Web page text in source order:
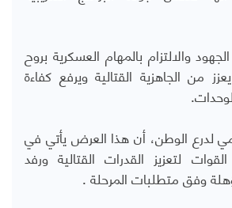
والالتزام بالمهام العسكرية بروح
من الجاهزية القتالية ويرفع كفاءة
لدرع الوطن، أن هذا العرض يأتي في
لتعزيز القدرات القتالية ورفد
وفق متطلبات المرحلة .